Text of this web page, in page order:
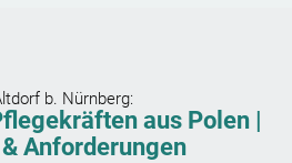
b. Nürnberg:
aus Polen |
Anforderungen